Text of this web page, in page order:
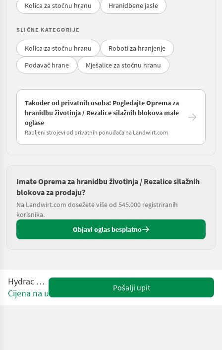
Kolica za stočnu hranu
Hranidbene jasle
SLIČNE KATEGORIJE
Kolica za stočnu hranu
Roboti za hranjenje
Podavač hrane
Mješalice za stočnu hranu
Također od privatnih osoba: Pogledajte Oprema za
hranidbu životinja / Rezalice silažnih blokova male
oglase
Rabljeni strojevi od privatnih ponuđača na Landwirt.com
Imate Oprema za hranidbu životinja / Rezalice silažnih
blokova za prodaju?
Na Landwirt.com dosežete više od 545.000 registriranih
korisnika.
Objavi oglas besplatno
Hydrac SP044
Cijena na upit
Pošalji upit